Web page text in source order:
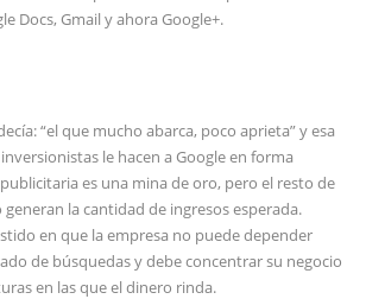
Docs, Gmail y ahora Google+.
“el que mucho abarca, poco aprieta” y esa
le hacen a Google en forma
es una mina de oro, pero el resto de
la cantidad de ingresos esperada.
en que la empresa no puede depender
de búsquedas y debe concentrar su negocio
en las que el dinero rinda.